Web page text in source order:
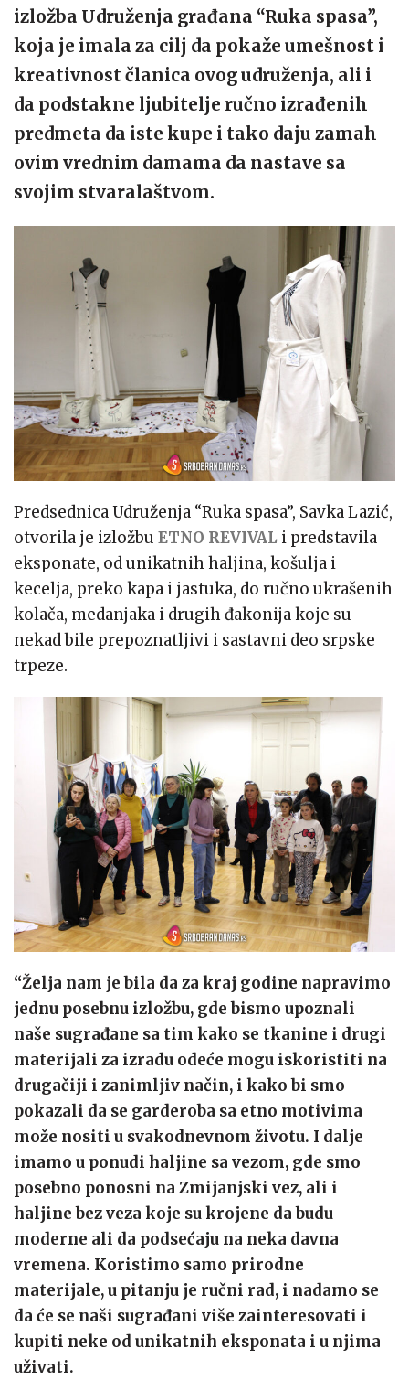
izložba Udruženja građana “Ruka spasa”,
koja je imala za cilj da pokaže umešnost i
kreativnost članica ovog udruženja, ali i
da podstakne ljubitelje ručno izrađenih
predmeta da iste kupe i tako daju zamah
ovim vrednim damama da nastave sa
svojim stvaralaštvom.
Predsednica Udruženja “Ruka spasa”, Savka Lazić,
otvorila je izložbu ETNO REVIVAL i predstavila
eksponate, od unikatnih haljina, košulja i
kecelja, preko kapa i jastuka, do ručno ukrašenih
kolača, medanjaka i drugih đakonija koje su
nekad bile prepoznatljivi i sastavni deo srpske
trpeze.
“Želja nam je bila da za kraj godine napravimo
jednu posebnu izložbu, gde bismo upoznali
naše sugrađane sa tim kako se tkanine i drugi
materijali za izradu odeće mogu iskoristiti na
drugačiji i zanimljiv način, i kako bi smo
pokazali da se garderoba sa etno motivima
može nositi u svakodnevnom životu. I dalje
imamo u ponudi haljine sa vezom, gde smo
posebno ponosni na Zmijanjski vez, ali i
haljine bez veza koje su krojene da budu
moderne ali da podsećaju na neka davna
vremena. Koristimo samo prirodne
materijale, u pitanju je ručni rad, i nadamo se
da će se naši sugrađani više zainteresovati i
kupiti neke od unikatnih eksponata i u njima
uživati.